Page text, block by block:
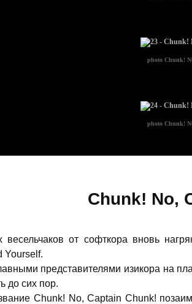
photo Chunk!
photo Chunk!
Chunk! No,
весельчаков от софткора вновь
Yourself.
представителями изикора на
до сих пор.
Chunk! No, Captain Chunk!